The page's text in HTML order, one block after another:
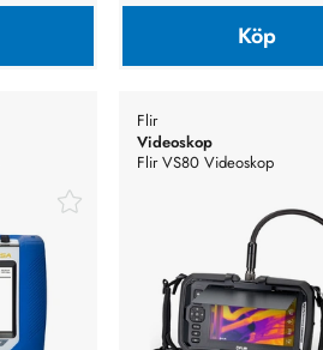
Köp
Flir
Videoskop
Flir VS80 Videoskop